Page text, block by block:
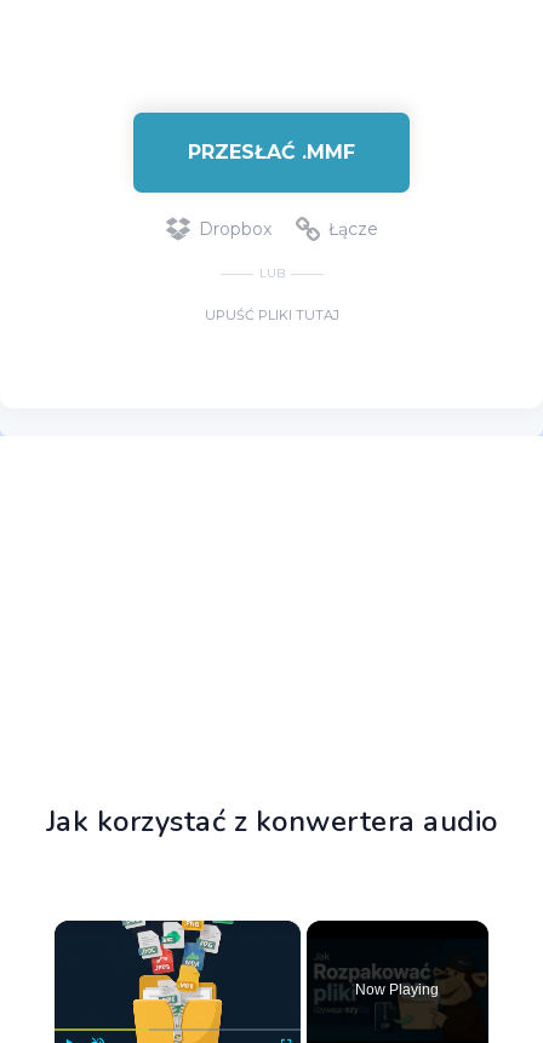
Jak korzystać z konwertera audio
×
Now Playing